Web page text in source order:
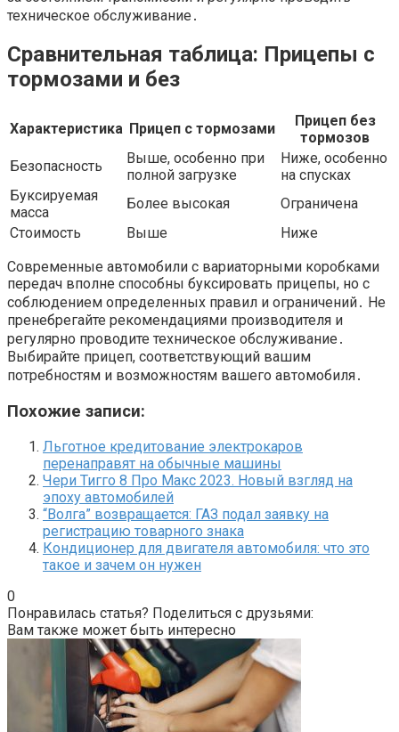
техническое обслуживание․
Сравнительная таблица: Прицепы с
тормозами и без
Характеристика Прицеп с тормозами
Прицеп без
тормозов
Безопасность
Выше, особенно при
полной загрузке
Ниже, особенно
на спусках
Буксируемая
масса
Более высокая
Ограничена
Стоимость
Выше
Ниже
Современные автомобили с вариаторными коробками
передач вполне способны буксировать прицепы, но с
соблюдением определенных правил и ограничений․ Не
пренебрегайте рекомендациями производителя и
регулярно проводите техническое обслуживание․
Выбирайте прицеп, соответствующий вашим
потребностям и возможностям вашего автомобиля․
Похожие записи:
Льготное кредитование электрокаров
перенаправят на обычные машины
Чери Тигго 8 Про Макс 2023. Новый взгляд на
эпоху автомобилей
“Волга” возвращается: ГАЗ подал заявку на
регистрацию товарного знака
Кондиционер для двигателя автомобиля: что это
такое и зачем он нужен
0
Понравилась статья? Поделиться с друзьями:
Вам также может быть интересно